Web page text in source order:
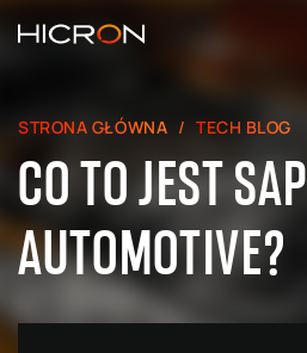
STRONA GŁÓWNA TECH BLOG
CO TO JEST SAP
AUTOMOTIVE?